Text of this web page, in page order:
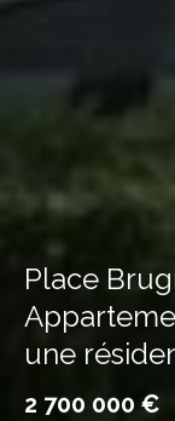
Place
une
2 700 000 €